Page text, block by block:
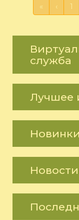
« ‹ 1
служба
Лучшее
Новинки